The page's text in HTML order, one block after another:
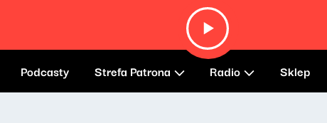
Podcasty Strefa Patrona Radio Sklep